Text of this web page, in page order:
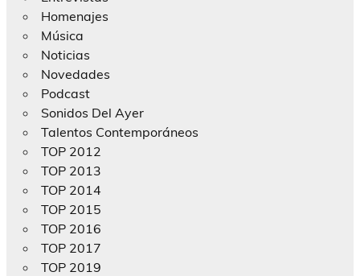
Homenajes
Música
Noticias
Novedades
Podcast
Sonidos Del Ayer
Talentos Contemporáneos
TOP 2012
TOP 2013
TOP 2014
TOP 2015
TOP 2016
TOP 2017
TOP 2019